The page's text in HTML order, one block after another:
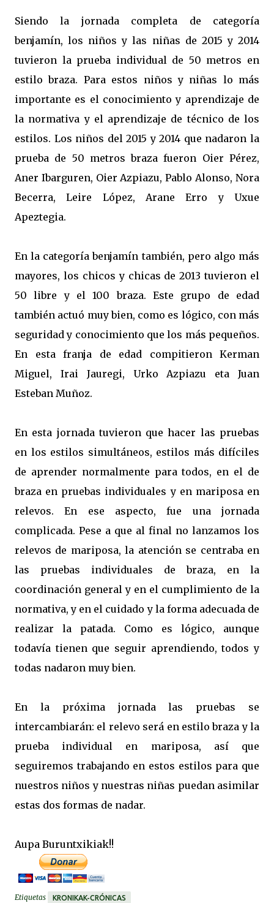
Siendo la jornada completa de categoría
benjamín, los niños y las niñas de 2015 y 2014
tuvieron la prueba individual de 50 metros en
estilo braza. Para estos niños y niñas lo más
importante es el conocimiento y aprendizaje de
la normativa y el aprendizaje de técnico de los
estilos. Los niños del 2015 y 2014 que nadaron la
prueba de 50 metros braza fueron Oier Pérez,
Aner Ibarguren, Oier Azpiazu, Pablo Alonso, Nora
Becerra, Leire López, Arane Erro y Uxue
Apeztegia.
En la categoría benjamín también, pero algo más
mayores, los chicos y chicas de 2013 tuvieron el
50 libre y el 100 braza. Este grupo de edad
también actuó muy bien, como es lógico, con más
seguridad y conocimiento que los más pequeños.
En esta franja de edad compitieron Kerman
Miguel, Irai Jauregi, Urko Azpiazu eta Juan
Esteban Muñoz.
En esta jornada tuvieron que hacer las pruebas
en los estilos simultáneos, estilos más difíciles
de aprender normalmente para todos, en el de
braza en pruebas individuales y en mariposa en
relevos. En ese aspecto, fue una jornada
complicada. Pese a que al final no lanzamos los
relevos de mariposa, la atención se centraba en
las pruebas individuales de braza, en la
coordinación general y en el cumplimiento de la
normativa, y en el cuidado y la forma adecuada de
realizar la patada. Como es lógico, aunque
todavía tienen que seguir aprendiendo, todos y
todas nadaron muy bien.
En la próxima jornada las pruebas se
intercambiarán: el relevo será en estilo braza y la
prueba individual en mariposa, así que
seguiremos trabajando en estos estilos para que
nuestros niños y nuestras niñas puedan asimilar
estas dos formas de nadar.
Aupa Buruntxikiak!!
Etiquetas KRONIKAK-CRÓNICAS